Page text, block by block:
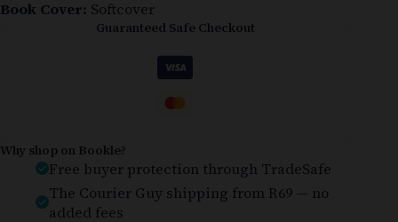
Book Cover: Softcover
Guaranteed Safe Checkout
Why shop on Bookle?
Free buyer protection through TradeSafe
The Courier Guy shipping from R69 — no
added fees